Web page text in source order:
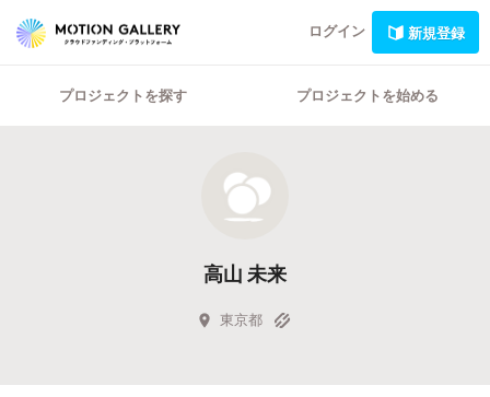
ログイン 新規登録
プロジェクトを探す プロジェクトを始める
高山 未来
東京都